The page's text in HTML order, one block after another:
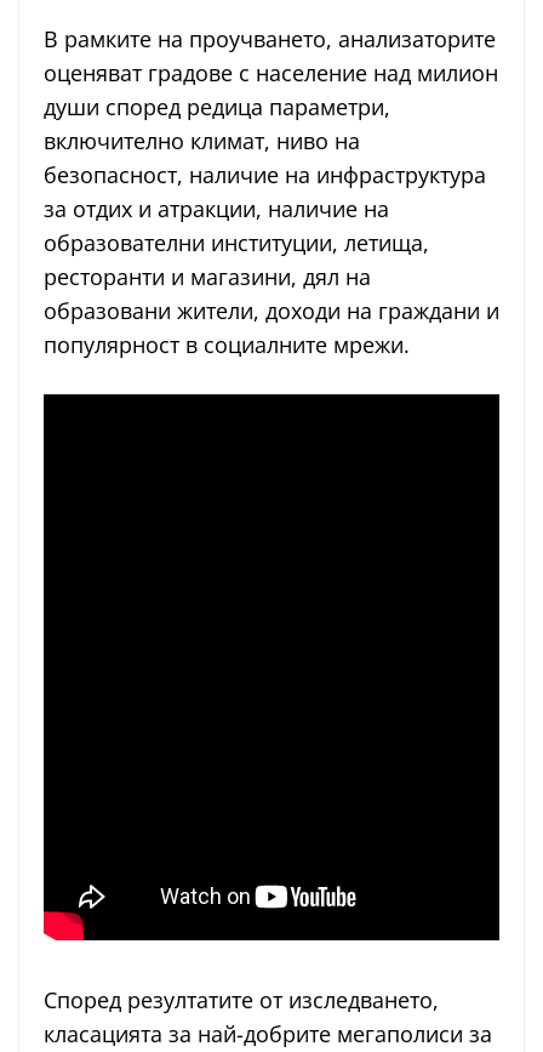
В рамките на проучването, анализаторите
оценяват градове с население над милион
души според редица параметри,
включително климат, ниво на
безопасност, наличие на инфраструктура
за отдих и атракции, наличие на
образователни институции, летища,
ресторанти и магазини, дял на
образовани жители, доходи на граждани и
популярност в социалните мрежи.
Според резултатите от изследването,
класацията за най-добрите мегаполиси за